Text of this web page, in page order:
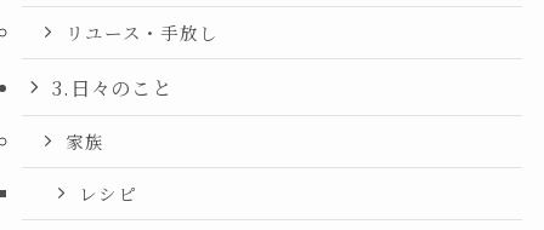
リユース・手放し
3.日々のこと
家族
レシピ